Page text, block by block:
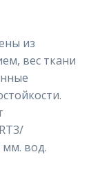
из
вес ткани
вод.